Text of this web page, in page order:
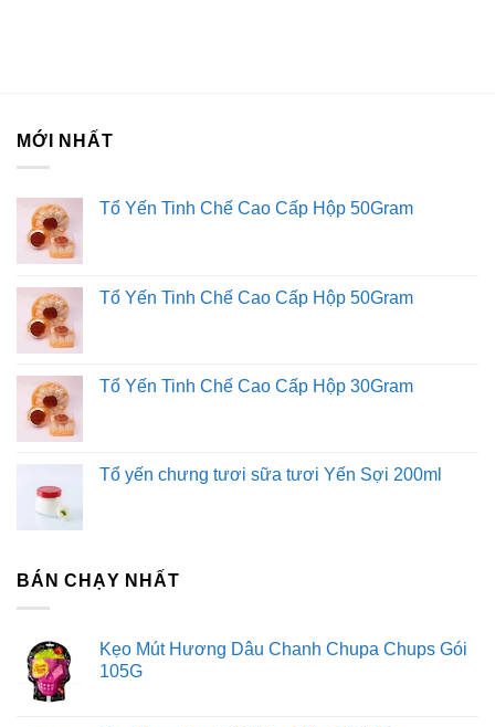
Kim Sài Gòn phân phối băng keo
Fortadeck ván sàn
Dịch Vụ Đăng Ký Kinh Doanh
MỚI NHẤT
Tổ Yến Tinh Chế Cao Cấp Hộp 50Gram
Tổ Yến Tinh Chế Cao Cấp Hộp 50Gram
Tổ Yến Tinh Chế Cao Cấp Hộp 30Gram
Tổ yến chưng tươi sữa tươi Yến Sợi 200ml
BÁN CHẠY NHẤT
Kẹo Mút Hương Dâu Chanh Chupa Chups Gói
105G